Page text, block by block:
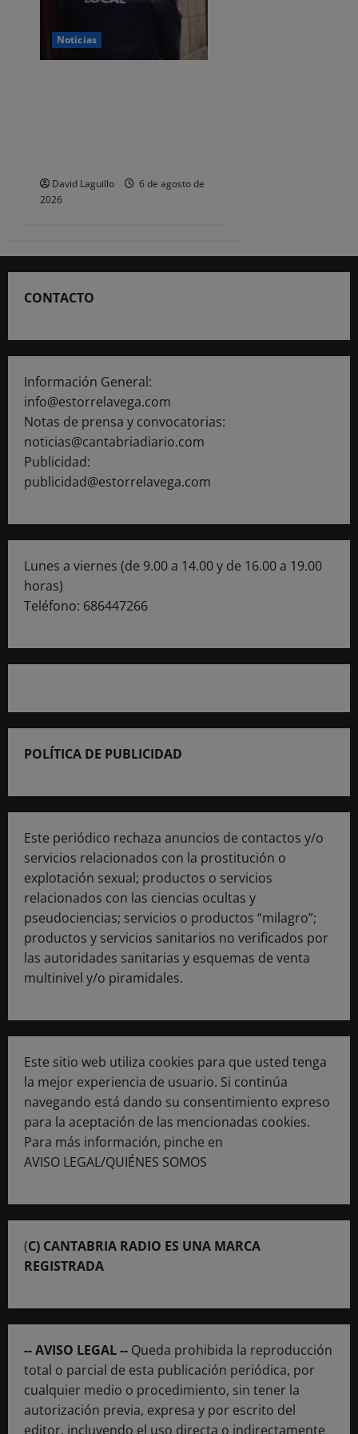
Noticias
David Laguillo
6 de agosto de
2026
CONTACTO
Información General:
info@estorrelavega.com
Notas de prensa y convocatorias:
noticias@cantabriadiario.com
Publicidad:
publicidad@estorrelavega.com
Lunes a viernes (de 9.00 a 14.00 y de 16.00 a 19.00
horas)
Teléfono: 686447266
POLÍTICA DE PUBLICIDAD
Este periódico rechaza anuncios de contactos y/o
servicios relacionados con la prostitución o
explotación sexual; productos o servicios
relacionados con las ciencias ocultas y
pseudociencias; servicios o productos “milagro”;
productos y servicios sanitarios no verificados por
las autoridades sanitarias y esquemas de venta
multinivel y/o piramidales.
Este sitio web utiliza cookies para que usted tenga
la mejor experiencia de usuario. Si continúa
navegando está dando su consentimiento expreso
para la aceptación de las mencionadas cookies.
Para más información, pinche en
AVISO LEGAL/QUIÉNES SOMOS
(C) CANTABRIA RADIO ES UNA MARCA
REGISTRADA
-- AVISO LEGAL -- Queda prohibida la reproducción
total o parcial de esta publicación periódica, por
cualquier medio o procedimiento, sin tener la
autorización previa, expresa y por escrito del
editor, incluyendo el uso directa o indirectamente